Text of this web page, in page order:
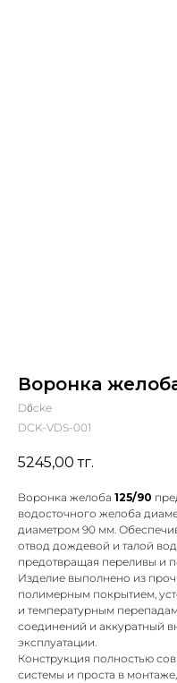
Воронка
Döcke
DCK-VDS-001
5245,00 тг.
Воронка желоба 125/90
водосточного желоба
диаметром 90 мм.
отвод дождевой и талой
предотвращая переливы и
Изделие выполнено из
полимерным покрытием,
и температурным
соединений и аккуратный
эксплуатации.
Конструкция полностью
системы и проста в